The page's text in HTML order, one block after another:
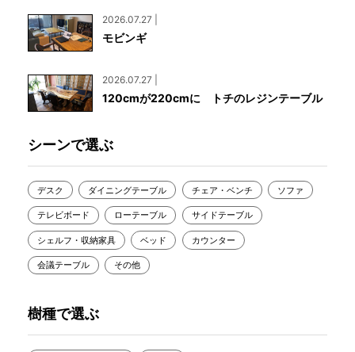
2026.07.27 |
モビンギ
2026.07.27 |
120cmが220cmに トチのレジンテーブル
シーンで選ぶ
デスク ダイニングテーブル チェア・ベンチ ソファ
テレビボード ローテーブル サイドテーブル
シェルフ・収納家具 ベッド カウンター
会議テーブル その他
樹種で選ぶ